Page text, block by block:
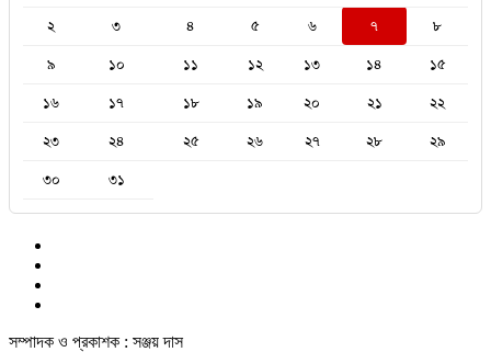
২
৩ ৪ ৫ ৬ ৭
৮
৯
১০ ১১ ১২ ১৩ ১৪
১৫
১৬
১৭ ১৮ ১৯ ২০ ২১
২২
২৩
২৪ ২৫ ২৬ ২৭ ২৮
২৯
৩০
৩১
সম্পাদক ও প্রকাশক : সঞ্জয় দাস